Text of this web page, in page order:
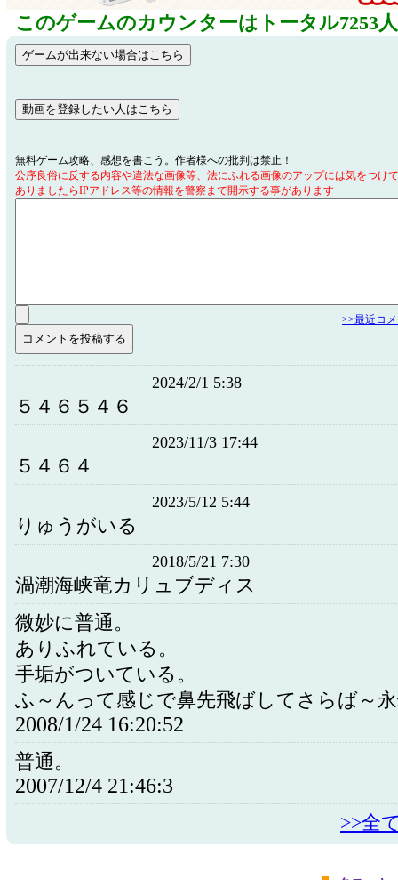
このゲームのカウンターはトータル7253
無料ゲーム攻略、感想を書こう。作者様への批判は禁止！
公序良俗に反する内容や違法な画像等、法にふれる画像のアップには気をつけ
ありましたらIPアドレス等の情報を警察まで開示する事があります
>>最近コ
2024/2/1 5:38
５４６５４６
2023/11/3 17:44
５４６４
2023/5/12 5:44
りゅうがいる
2018/5/21 7:30
渦潮海峡竜カリュブディス
微妙に普通。
ありふれている。
手垢がついている。
ふ～んって感じで鼻先飛ばしてさらば～
2008/1/24 16:20:52
普通。
2007/12/4 21:46:3
>>全